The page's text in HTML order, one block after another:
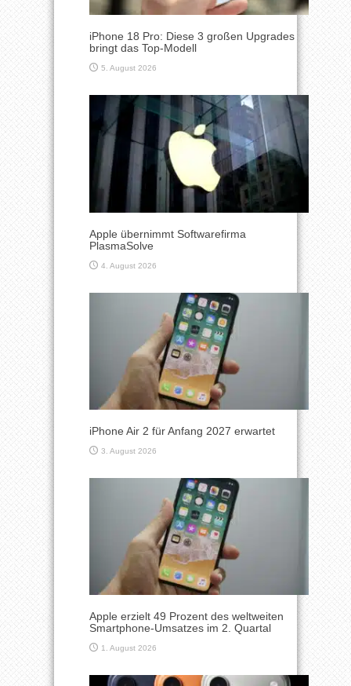
iPhone 18 Pro: Diese 3 großen Upgrades
bringt das Top-Modell
5. August 2026
Apple übernimmt Softwarefirma
PlasmaSolve
4. August 2026
iPhone Air 2 für Anfang 2027 erwartet
3. August 2026
Apple erzielt 49 Prozent des weltweiten
Smartphone-Umsatzes im 2. Quartal
1. August 2026